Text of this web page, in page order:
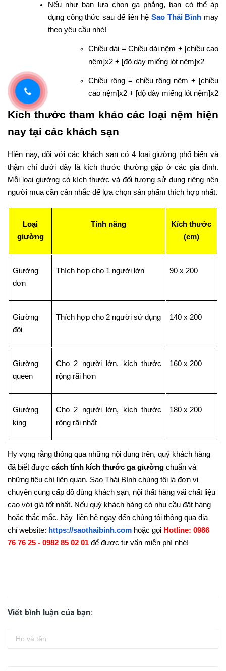
Nếu như bạn lựa chọn ga phẳng, bạn có thể áp
dụng công thức sau để liên hệ Sao Thái Bình may
theo yêu cầu nhé!
Chiều dài = Chiều dài nệm + [chiều cao
nệm]x2 + [độ dày miếng lót nệm]x2
Chiều rộng = chiều rộng nệm + [chiều
cao nệm]x2 + [độ dày miếng lót nệm]x2
Kích thước tham khảo các loại nệm hiện
nay tại các khách sạn
Hiện nay, đối với các khách sạn có 4 loại giường phổ biến và
thậm chí dưới đây là kích thước thường gặp ở các gia đình.
Mỗi loại giường có kích thước và đối tượng sử dụng riêng nên
người mua cần cân nhắc để lựa chọn sản phẩm thích hợp nhất.
Loại
giường
Tính năng
Kích thước
(cm)
Giường
đơn
Thích hợp cho 1 người lớn 90 x 200
Giường
đôi
Thích hợp cho 2 người sử dụng 140 x 200
Giường
queen
Cho 2 người lớn, kích thước
rộng rãi hơn
160 x 200
Giường
king
Cho 2 người lớn, kích thước
rộng rãi nhất
180 x 200
Hy vọng rằng thông qua những nội dung trên, quý khách hàng
đã biết được cách tính kích thước ga giường chuẩn và
những tiêu chí liên quan. Sao Thái Bình chúng tôi là đơn vị
chuyên cung cấp đồ dùng khách sạn, nội thất hàng vải chất liệu
cao với giá tốt nhất. Nếu quý khách hàng có nhu cầu đặt hàng
hoặc thắc mắc, hãy liên hệ ngay đến chúng tôi thông qua địa
chỉ website: https://saothaibinh.com hoặc gọi Hotline: 0986
76 76 25 - 0982 85 02 01 để được tư vấn miễn phí nhé!
Viết bình luận của bạn: